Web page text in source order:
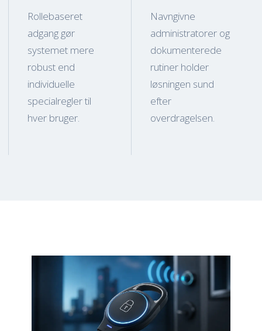
Rollebaseret
adgang gør
systemet mere
robust end
individuelle
specialregler til
hver bruger.
Navngivne
administratorer og
dokumenterede
rutiner holder
løsningen sund
efter
overdragelsen.